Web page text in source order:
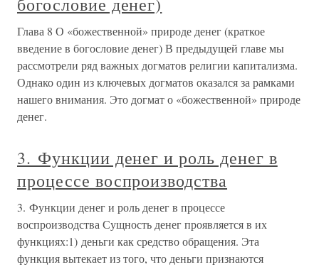
Глава 8 О «божественной» природе денег (краткое
введение в богословие денег) В предыдущей главе мы
рассмотрели ряд важных догматов религии капитализма.
Однако один из ключевых догматов оказался за рамками
нашего внимания. Это догмат о «божественной» природе
денег.
3. Функции денег и роль денег в
процессе воспроизводства
3. Функции денег и роль денег в процессе
воспроизводства Сущность денег проявляется в их
функциях:1) деньги как средство обращения. Эта
функция вытекает из того, что деньги признаются